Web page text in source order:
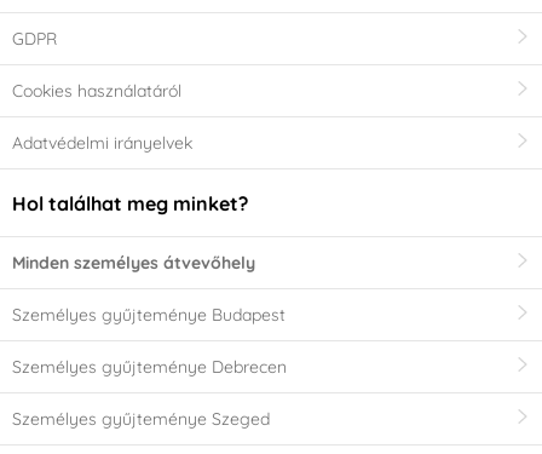
GDPR
Cookies használatáról
Adatvédelmi irányelvek
Hol találhat meg minket?
Minden személyes átvevőhely
Személyes gyűjteménye Budapest
Személyes gyűjteménye Debrecen
Személyes gyűjteménye Szeged